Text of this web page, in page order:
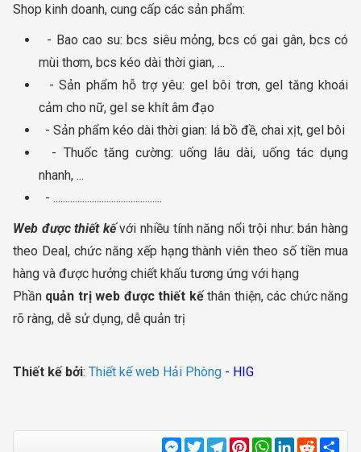
Shop kinh doanh, cung cấp các sản phẩm:
- Bao cao su: bcs siêu mỏng, bcs có gai gân, bcs có
mùi thơm, bcs kéo dài thời gian, ...
- Sản phẩm hỗ trợ yêu: gel bôi trơn, gel tăng khoái
cảm cho nữ, gel se khít âm đạo
- Sản phẩm kéo dài thời gian: lá bồ đề, chai xịt, gel bôi
- Thuốc tăng cường: uống lâu dài, uống tác dụng
nhanh, ...
- .............................................
Web được thiết kếvới nhiều tính năng nổi trội như: bán hàng
theo Deal, chức năng xếp hạng thành viên theo số tiền mua
hàng và được hưởng chiết khấu tương ứng với hạng
Phần quản trị web được thiết kếthân thiện, các chức năng
rõ ràng, dễ sử dụng, dễ quản trị
Thiết kế bởi: Thiết kế web Hải Phòng - HIG
Messenger
TwitterTelegram
Pinterest
WhatsApp
LinkedIn
Reddit